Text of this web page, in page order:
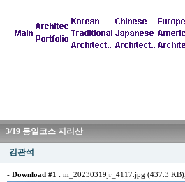
3/19 동일코스 지리산
김관석
- Download #1 : m_20230319jr_4117.jpg (437.3 KB)